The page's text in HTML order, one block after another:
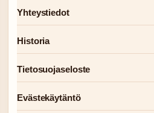
Yhteystiedot
Historia
Tietosuojaseloste
Evästekäytäntö